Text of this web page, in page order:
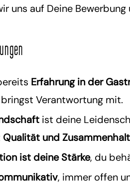
uns auf Deine
Erfahrung in der
Verantwortung mit.
ist deine
Qualität und Zusammenhalt
ist deine Stärke, du
, immer offen